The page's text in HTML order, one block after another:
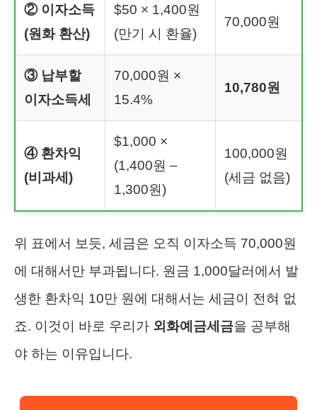
② 이자소득
(원화 환산)
$50 × 1,400원
(만기 시 환율)
70,000원
③ 납부할
이자소득세
70,000원 ×
15.4%
10,780원
④ 환차익
(비과세)
$1,000 ×
(1,400원 –
1,300원)
100,000원
(세금 없음)
위 표에서 보듯, 세금은 오직 이자소득 70,000원
에 대해서만 부과됩니다. 원금 1,000달러에서 발
생한 환차익 10만 원에 대해서는 세금이 전혀 없
죠. 이것이 바로 우리가 외화예금세금을 공부해
야 하는 이유입니다.